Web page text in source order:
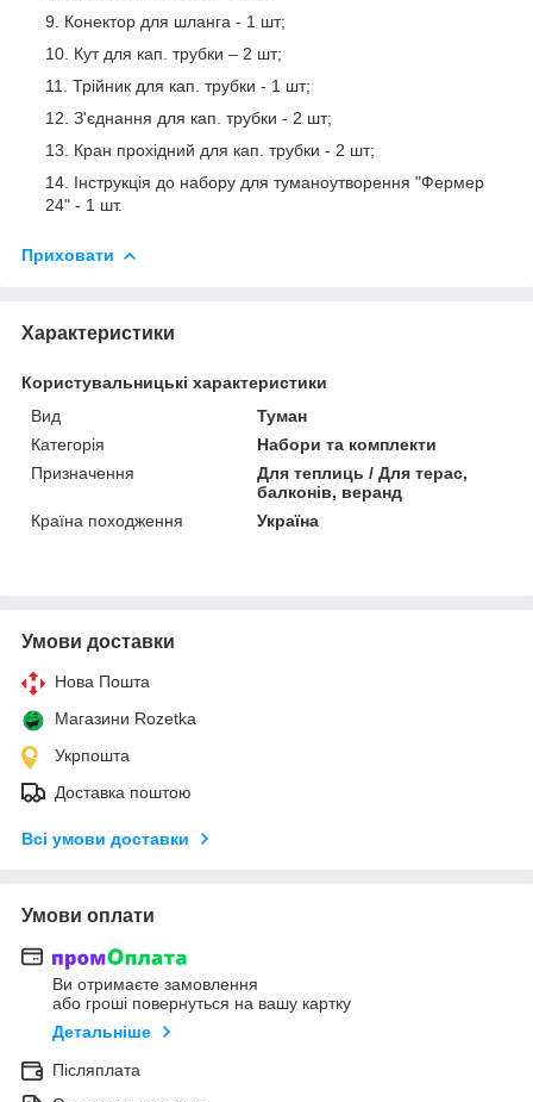
Конектор для шланга - 1 шт;
Кут для кап. трубки – 2 шт;
Трійник для кап. трубки - 1 шт;
З'єднання для кап. трубки - 2 шт;
Кран прохідний для кап. трубки - 2 шт;
Інструкція до набору для туманоутворення "Фермер
24" - 1 шт.
Приховати
Характеристики
Користувальницькі характеристики
Вид
Туман
Категорія
Набори та комплекти
Призначення
Для теплиць / Для терас,
балконів, веранд
Країна походження
Україна
Умови доставки
Нова Пошта
Магазини Rozetka
Укрпошта
Доставка поштою
Всі умови доставки
Умови оплати
Ви отримаєте замовлення
або гроші повернуться на вашу картку
Детальніше
Післяплата